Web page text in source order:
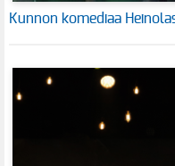
Kunnon komediaa